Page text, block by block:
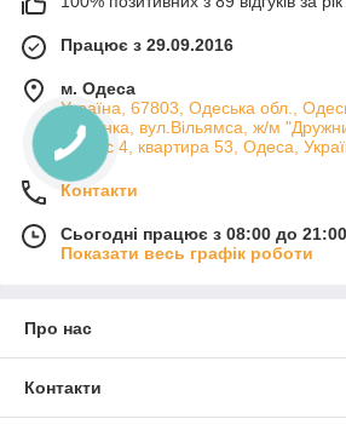
Працює з 29.09.2016
м. Одеса
Україна, 67803, Одеська обл.,
Лиманка, вул.Вільямса, ж/м
корпус 4, квартира 53, Одеса,
Контакти
Сьогодні працює з 08:00 до 21:00
Показати весь графік роботи
Про нас
Контакти